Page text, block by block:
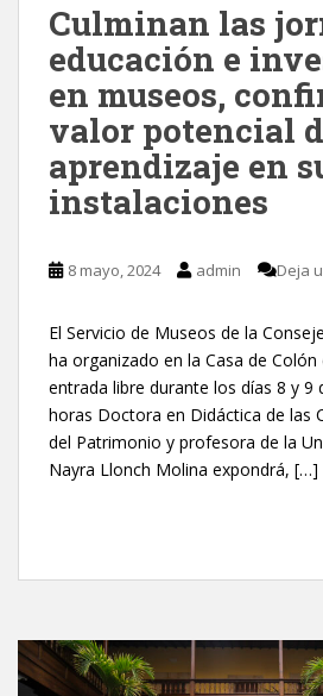
Culminan las
educación e
en museos,
valor potencial
aprendizaje en
instalaciones
8 mayo, 2024 admin Deja
El Servicio de Museos de la
ha organizado en la Casa de
entrada libre durante los días 8 y 9
horas Doctora en Didáctica de las
del Patrimonio y profesora de la
Nayra Llonch Molina expondrá, […]